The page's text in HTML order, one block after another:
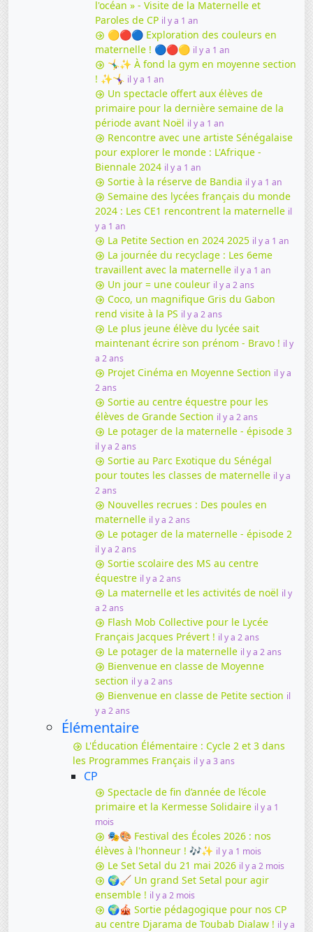
l'océan » - Visite de la Maternelle et
Paroles de CP il y a 1 an
🟡🔴🔵 Exploration des couleurs en
maternelle ! 🔵🔴🟡 il y a 1 an
🤸‍♂️✨ À fond la gym en moyenne section
! ✨🤸‍♀️ il y a 1 an
Un spectacle offert aux élèves de
primaire pour la dernière semaine de la
période avant Noël il y a 1 an
Rencontre avec une artiste Sénégalaise
pour explorer le monde : L'Afrique -
Biennale 2024 il y a 1 an
Sortie à la réserve de Bandia il y a 1 an
Semaine des lycées français du monde
2024 : Les CE1 rencontrent la maternelle il
y a 1 an
La Petite Section en 2024 2025 il y a 1 an
La journée du recyclage : Les 6eme
travaillent avec la maternelle il y a 1 an
Un jour = une couleur il y a 2 ans
Coco, un magnifique Gris du Gabon
rend visite à la PS il y a 2 ans
Le plus jeune élève du lycée sait
maintenant écrire son prénom - Bravo ! il y
a 2 ans
Projet Cinéma en Moyenne Section il y a
2 ans
Sortie au centre équestre pour les
élèves de Grande Section il y a 2 ans
Le potager de la maternelle - épisode 3
il y a 2 ans
Sortie au Parc Exotique du Sénégal
pour toutes les classes de maternelle il y a
2 ans
Nouvelles recrues : Des poules en
maternelle il y a 2 ans
Le potager de la maternelle - épisode 2
il y a 2 ans
Sortie scolaire des MS au centre
équestre il y a 2 ans
La maternelle et les activités de noël il y
a 2 ans
Flash Mob Collective pour le Lycée
Français Jacques Prévert ! il y a 2 ans
Le potager de la maternelle il y a 2 ans
Bienvenue en classe de Moyenne
section il y a 2 ans
Bienvenue en classe de Petite section il
y a 2 ans
Élémentaire
L'Éducation Élémentaire : Cycle 2 et 3 dans
les Programmes Français il y a 3 ans
CP
Spectacle de fin d’année de l’école
primaire et la Kermesse Solidaire il y a 1
mois
🎭🎨 Festival des Écoles 2026 : nos
élèves à l'honneur ! 🎶✨ il y a 1 mois
Le Set Setal du 21 mai 2026 il y a 2 mois
🌍🧹 Un grand Set Setal pour agir
ensemble ! il y a 2 mois
🌍🎪 Sortie pédagogique pour nos CP
au centre Djarama de Toubab Dialaw ! il y a